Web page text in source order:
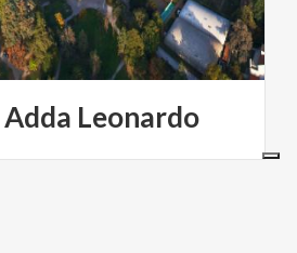
Adda Leonardo